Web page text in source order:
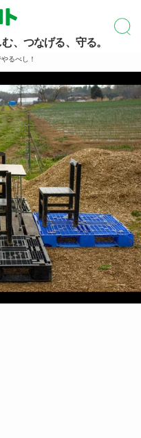
、つなげる、守る。
るべし！